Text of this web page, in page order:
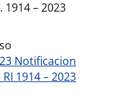
1914 – 2023
Notificacion
1914 – 2023